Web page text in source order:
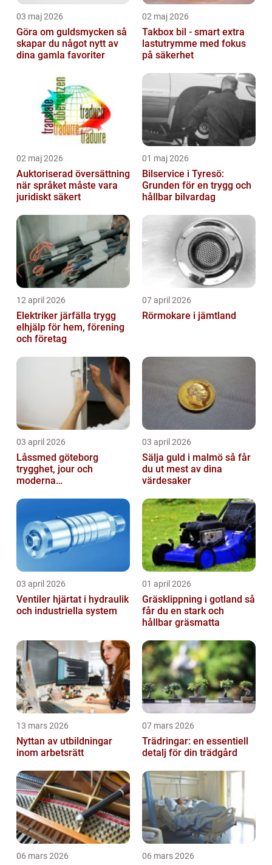
03 maj 2026
Göra om guldsmycken så
skapar du något nytt av
dina gamla favoriter
02 maj 2026
Takbox bil - smart extra
lastutrymme med fokus
på säkerhet
02 maj 2026
Auktoriserad översättning
när språket måste vara
juridiskt säkert
01 maj 2026
Bilservice i Tyresö:
Grunden för en trygg och
hållbar bilvardag
12 april 2026
Elektriker järfälla trygg
elhjälp för hem, förening
och företag
07 april 2026
Rörmokare i jämtland
03 april 2026
Låssmed göteborg
trygghet, jour och
moderna
03 april 2026
Sälja guld i malmö så får
du ut mest av dina
värdesaker
03 april 2026
Ventiler hjärtat i hydraulik
och industriella system
01 april 2026
Gräsklippning i gotland så
får du en stark och
hållbar gräsmatta
13 mars 2026
Nyttan av utbildningar
inom arbetsrätt
07 mars 2026
Trädringar: en essentiell
detalj för din trädgård
06 mars 2026 06 mars 2026